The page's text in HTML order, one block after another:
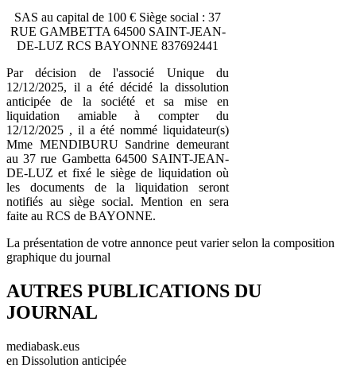
SAS au capital de 100 € Siège social : 37
RUE GAMBETTA 64500 SAINT-JEAN-
DE-LUZ RCS BAYONNE 837692441
Par décision de l'associé Unique du
12/12/2025, il a été décidé la dissolution
anticipée de la société et sa mise en
liquidation amiable à compter du
12/12/2025 , il a été nommé liquidateur(s)
Mme MENDIBURU Sandrine demeurant
au 37 rue Gambetta 64500 SAINT-JEAN-
DE-LUZ et fixé le siège de liquidation où
les documents de la liquidation seront
notifiés au siège social. Mention en sera
faite au RCS de BAYONNE.
La présentation de votre annonce peut varier selon la composition
graphique du journal
AUTRES PUBLICATIONS DU
JOURNAL
mediabask.eus
en Dissolution anticipée